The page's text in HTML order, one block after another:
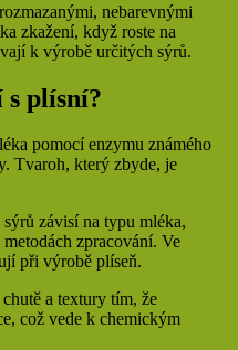
nebarevnými
zkažení, když roste na
k výrobě určitých sýrů.
plísní?
pomocí enzymu známého
Tvaroh, který zbyde, je
závisí na typu mléka,
zpracování. Ve
při výrobě plíseň.
a textury tím, že
což vede k chemickým